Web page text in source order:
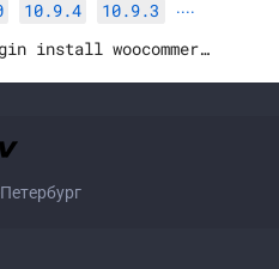
10.9.4 10.9.3 ····
wp plugin install woocommerce --activate